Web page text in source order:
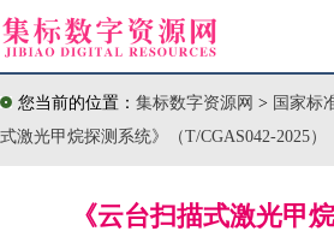
您当前的位置： 集标数字资源网 > 国家标
式激光甲烷探测系统》（T/CGAS042-2025）
《云台扫描式激光甲